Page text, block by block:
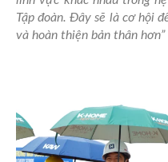
Tập đoàn. Đây sẽ là cơ hội
và hoàn thiện bản thân hơn”